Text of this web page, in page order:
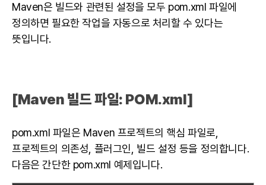
Maven은 빌드와 관련된 설정을 모두 pom.xml 파일에
정의하면 필요한 작업을 자동으로 처리할 수 있다는
뜻입니다.
[Maven 빌드 파일: POM.xml]
pom.xml 파일은 Maven 프로젝트의 핵심 파일로,
프로젝트의 의존성, 플러그인, 빌드 설정 등을 정의합니다.
다음은 간단한 pom.xml 예제입니다.